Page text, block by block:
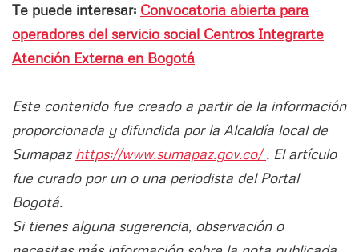
Te puede interesar: Convocatoria abierta para
operadores del servicio social Centros Integrarte
Atención Externa en Bogotá
Este contenido fue creado a partir de la información
proporcionada y difundida por la Alcaldía local de
Sumapaz https://www.sumapaz.gov.co/. El artículo
fue curado por un o una periodista del Portal
Bogotá.
Si tienes alguna sugerencia, observación o